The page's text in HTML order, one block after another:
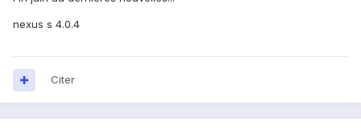
nexus s 4.0.4
Citer